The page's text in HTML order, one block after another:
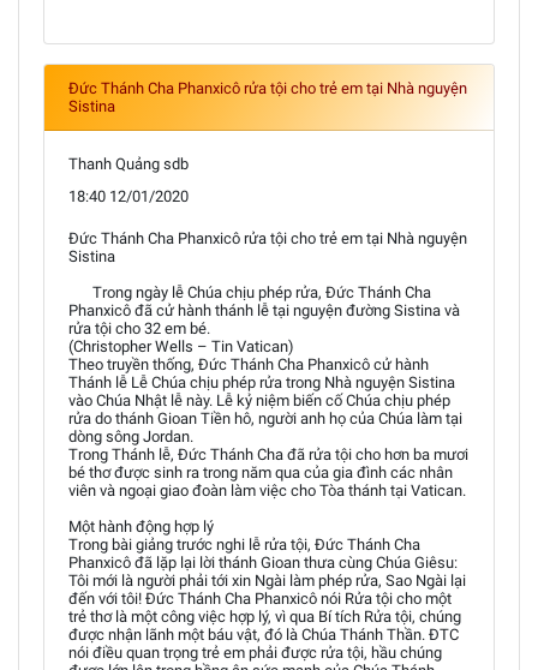
Đức Thánh Cha Phanxicô rửa tội cho trẻ em tại Nhà nguyện
Sistina
Thanh Quảng sdb
18:40 12/01/2020
Đức Thánh Cha Phanxicô rửa tội cho trẻ em tại Nhà nguyện
Sistina
Trong ngày lễ Chúa chịu phép rửa, Đức Thánh Cha
Phanxicô đã cử hành thánh lễ tại nguyện đường Sistina và
rửa tội cho 32 em bé.
(Christopher Wells – Tin Vatican)
Theo truyền thống, Đức Thánh Cha Phanxicô cử hành
Thánh lễ Lễ Chúa chịu phép rửa trong Nhà nguyện Sistina
vào Chúa Nhật lễ này. Lễ kỷ niệm biến cố Chúa chịu phép
rửa do thánh Gioan Tiền hô, người anh họ của Chúa làm tại
dòng sông Jordan.
Trong Thánh lễ, Đức Thánh Cha đã rửa tội cho hơn ba mươi
bé thơ được sinh ra trong năm qua của gia đình các nhân
viên và ngoại giao đoàn làm việc cho Tòa thánh tại Vatican.
Một hành động hợp lý
Trong bài giảng trước nghi lễ rửa tội, Đức Thánh Cha
Phanxicô đã lặp lại lời thánh Gioan thưa cùng Chúa Giêsu:
Tôi mới là người phải tới xin Ngài làm phép rửa, Sao Ngài lại
đến với tôi! Đức Thánh Cha Phanxicô nói Rửa tội cho một
trẻ thơ là một công việc hợp lý, vì qua Bí tích Rửa tội, chúng
được nhận lãnh một báu vật, đó là Chúa Thánh Thần. ĐTC
nói điều quan trọng trẻ em phải được rửa tội, hầu chúng